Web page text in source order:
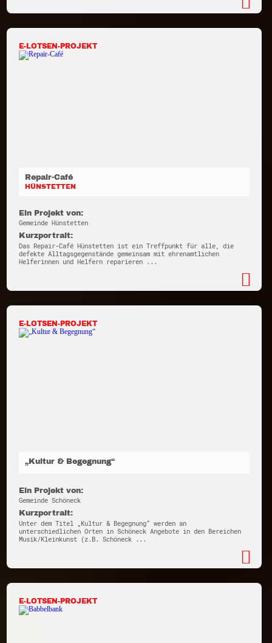
E-LOTSEN-PROJEKT
Repair-Café
HÜNSTETTEN
Ein Projekt von:
Gemeinde Hünstetten
Kurzportrait:
Das Repair-Café Hünstetten ist ein Treffpunkt für alle, die
defekte Alltagsgegenstände gemeinsam mit ehrenamtlichen
Helferinnen und Helfern reparieren ...
E-LOTSEN-PROJEKT
„Kultur & Begegnung“
Ein Projekt von:
Gemeinde Schöneck
Kurzportrait:
Unter dem Titel „Kultur & Begegnung“ werden an
unterschiedlichen Orten in Schöneck Angebote in den Bereichen
Musik/Kleinkunst (z.B. Schöneck ...
E-LOTSEN-PROJEKT